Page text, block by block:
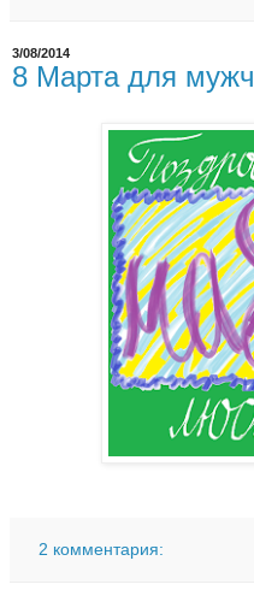
3/08/2014
8 Марта для
2 комментария: